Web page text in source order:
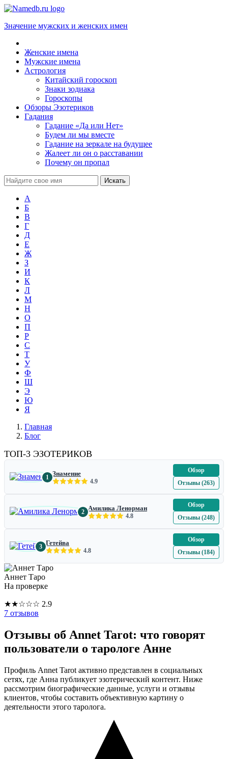
Значение мужских и женских имен
Женские имена
Мужские имена
Астрология
Китайский гороскоп
Знаки зодиака
Гороскопы
Обзоры Эзотериков
Гадания
Гадание «Да или Нет»
Будем ли мы вместе
Гадание на зеркале на будущее
Жалеет ли он о расставании
Почему он пропал
А
Б
В
Г
Д
Е
Ж
З
И
К
Л
М
Н
О
П
Р
С
Т
У
Ф
Ш
Э
Ю
Я
Главная
Блог
ТОП-3 ЭЗОТЕРИКОВ
1 Знамение
4.9
Обзор
Отзывы (263)
2 Амилика Ленорман
4.8
Обзор
Отзывы (248)
3 Гетейва
4.8
Обзор
Отзывы (184)
Аннет Таро
На проверке
★★☆☆☆ 2.9
7 отзывов
Отзывы об Annet Tarot: что говорят
пользователи о тарологе Анне
Профиль Annet Tarot активно представлен в социальных
сетях, где Анна публикует эзотерический контент. Ниже
рассмотрим биографические данные, услуги и отзывы
клиентов, чтобы составить объективную картину о
деятельности этого таролога.